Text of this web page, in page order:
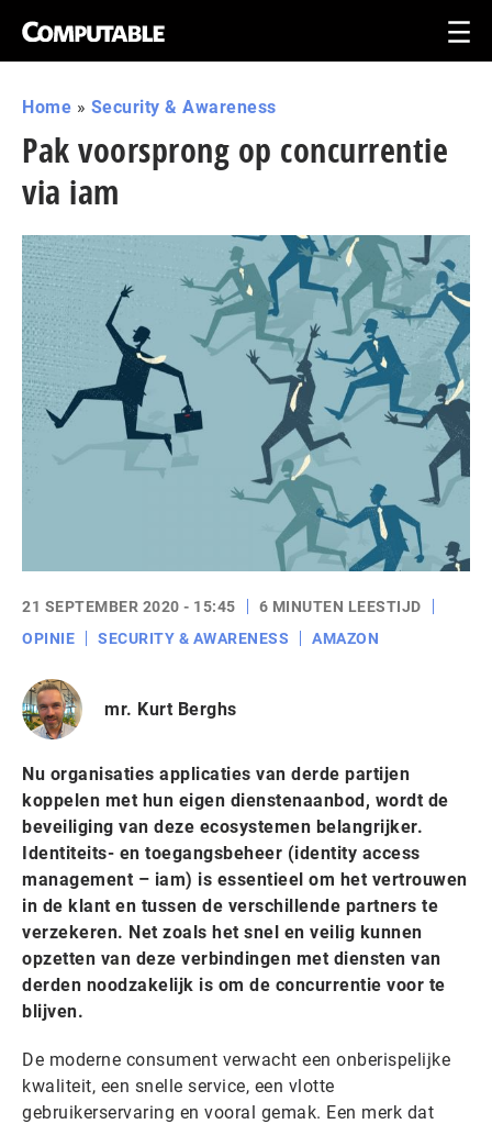
Home » Security & Awareness
Pak voorsprong op concurrentie
via iam
21 SEPTEMBER 2020 - 15:45
6 MINUTEN LEESTIJD
OPINIE
SECURITY & AWARENESS AMAZON
mr. Kurt Berghs
Nu organisaties applicaties van derde partijen
koppelen met hun eigen dienstenaanbod, wordt de
beveiliging van deze ecosystemen belangrijker.
Identiteits- en toegangsbeheer (identity access
management – iam) is essentieel om het vertrouwen
in de klant en tussen de verschillende partners te
verzekeren. Net zoals het snel en veilig kunnen
opzetten van deze verbindingen met diensten van
derden noodzakelijk is om de concurrentie voor te
blijven.
De moderne consument verwacht een onberispelijke
kwaliteit, een snelle service, een vlotte
gebruikerservaring en vooral gemak. Een merk dat